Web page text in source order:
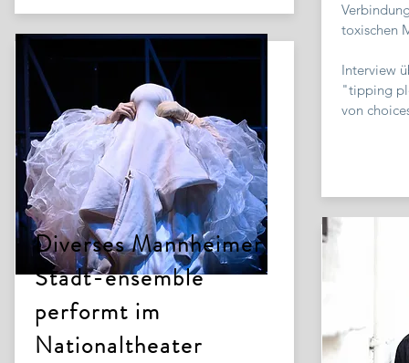
Diverses Mannheimer
Stadt-ensemble
performt im
Nationaltheater
toxischen
Interview
"tipping
von